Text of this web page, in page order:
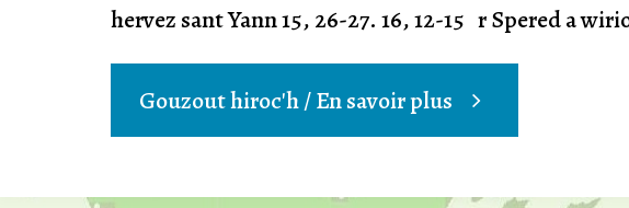
hervez sant Yann 15, 26-27. 16, 12-15 r Spered a
Gouzout hiroc'h / En savoir plus "Ar